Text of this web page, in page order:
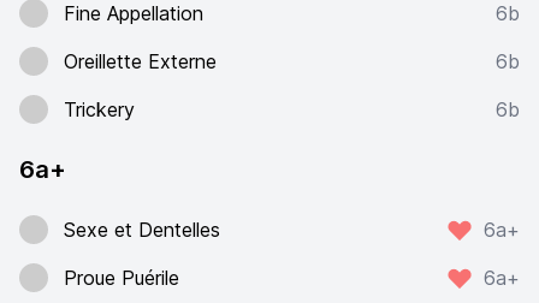
Fine Appellation
6b
Oreillette Externe
6b
Trickery
6b
6a+
Sexe et Dentelles
6a+
Proue Puérile
6a+